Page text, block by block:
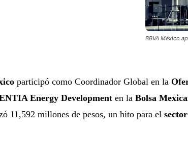
BBVA México
participó como Coordinador Global en la
Energy Developmenten la Bolsa
11,592 millones de pesos, un hito para el